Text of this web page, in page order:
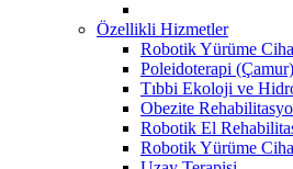
Özellikli Hizmetler
Robotik Yürüme
Poleidoterapi
Tıbbi Ekoloji ve
Obezite
Robotik El
Robotik Yürüme